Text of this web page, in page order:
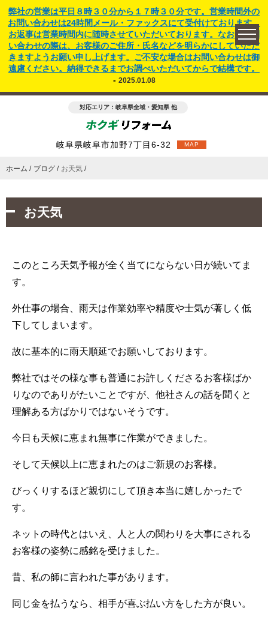
弊社の営業は平日８時３０分から１７時３０分です。営業時間外の
お問い合わせは24時間メール・ファックスにて受付けております。
お返事は営業時間内に随時させていただいております。なお、お問
い合わせの際は、お客様のご住所・氏名などを明らかにしていただ
きますようお願い申し上げます。ご不安な場合はお問い合わせは御
遠慮ください。納得できるまでお調べいただいてからで結構です。
- 2025.01.08
対応エリア：岐阜県全域・愛知県 他
岐阜県岐阜市加野7丁目6-32 MAP
ホーム ブログ お天気
お天気
このところ天気予報が全く当てにならない日が続いてま
す。
外仕事の場合、雨天は作業効率や精度や士気が著しく低
下してしまいます。
故に基本的に雨天順延でお願いしております。
弊社ではその様な事も普通にお許しくださるお客様ばか
りなのでありがたいことですが、他社さんの話を聞くと
理解ある方ばかりではないそうです。
今日も天候に恵まれ無事に作業ができました。
そして天候以上に恵まれたのはご新規のお客様。
びっくりするほど親切にして頂き本当に嬉しかったで
す。
ネットの時代とはいえ、人と人の関わりを大事にされる
お客様の姿勢に感銘を受けました。
昔、私の師に言われた事があります。
同じ金を払うなら、相手が喜ぶ払い方をした方が良い。